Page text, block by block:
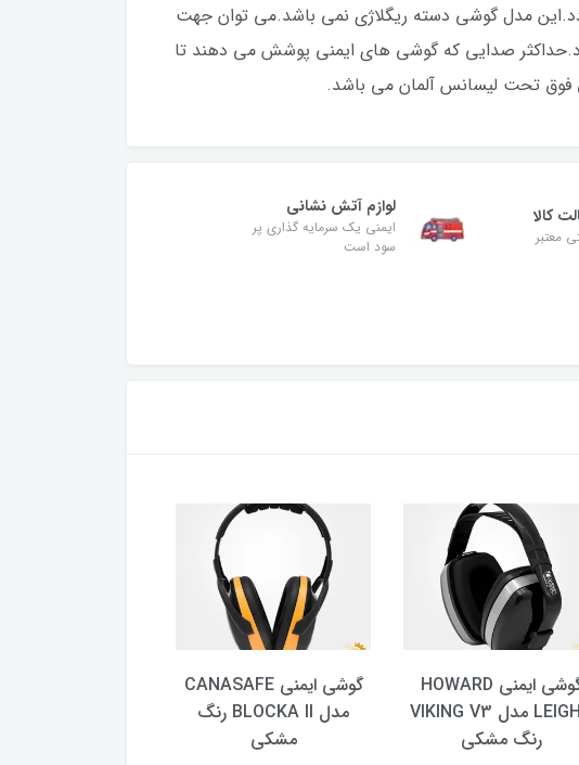
مدل گوشی دسته ریگلاژی نمی باشد.می توان جهت
صدایی که گوشی های ایمنی پوشش می دهند تا
کالا
معتبر
لوازم آتش نشانی
ایمنی یک سرمایه گذاری پر
سود است
گوشی ایمنی HOWARD
LEIGHT مدل VIKING V3
رنگ مشکی
گوشی ایمنی CANASAFE
مدل BLOCKA II رنگ
مشکی